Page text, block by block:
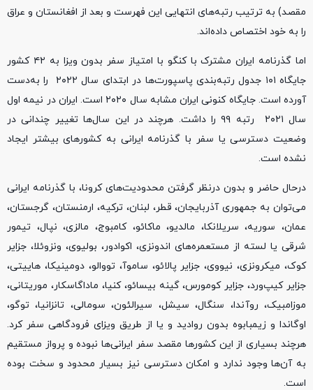
مقصد) به ترتیب رتبه‌های انتهایی این فهرست و بعد از افغانستان و عراق
را به خود اختصاص داده‌اند.
اما گذرنامه ایران مشترک با کنگو با امتیاز سفر بدون ویزا به ۴۲ کشور
جایگاه ۱۰۱ جدول رتبه‌بندی پاسپورت‌ها در ابتدای سال ۲۰۲۲ را به‌دست
آورده‌ است. جایگاه کنونی ایران مشابه سال ۲۰۲۰ است. ایران در نیمه اول
سال ۲۰۲۱ رتبه ۹۹ را داشت. هرچند در این سال‌ها تغییر چندانی در
وضعیت دسترسی یا سفر با گذرنامه ایرانی به کشورهای بیشتر ایجاد
نشده است.
درحال حاضر و بدون درنظر گرفتن محدودیت‌های کرونا، با گذرنامه ایرانی
می‌توان به جمهوری آذربایجان، قطر، لبنان، ترکیه، ارمنستان، گرجستان،
عمان، سوریه، سریلانکا، مالدیو، ماکائو، کامبوج، مالزی، نپال، تیمور
شرقی یا لسته از مستعمره‌های اندونزی، اکوادور، بولیوی، ونزوئلا، جزایر
کوک، میکرونزی، نیووی، جزایر پالائو، ساموآ، تووالو، دومینیکا، هاییتی،
جزایر کیپ‌ورد، جزایر کومورس، گینه بیسائو، کنیا، ماداگاسکار، موریتانی،
موزامبیک، روآندا، سنگال، سیشل، سیرالئون، سومالی، تانزانیا، توگو،
اوگاندا و زیمبابوه بدون روادید و یا از طریق ویزای فرودگاهی سفر کرد.
هرچند بسیاری از این کشورها مقصد سفر ایرانی‌ها نبوده و پرواز مستقیم
به آن‌ها وجود ندارد و امکان دسترسی نیز بسیار محدود و سخت بوده
است.